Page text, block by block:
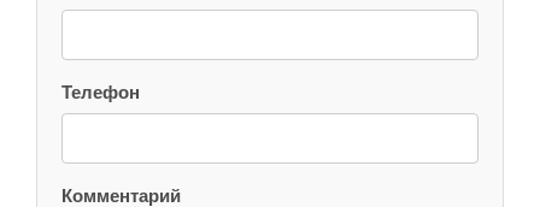
Телефон
Комментарий